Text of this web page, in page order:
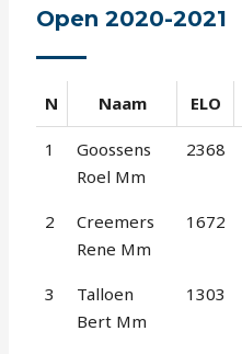
Open 2020-2021
N Naam ELO
1
Goossens
Roel Mm
2368
2
Creemers
Rene Mm
1672
3
Talloen
Bert Mm
1303